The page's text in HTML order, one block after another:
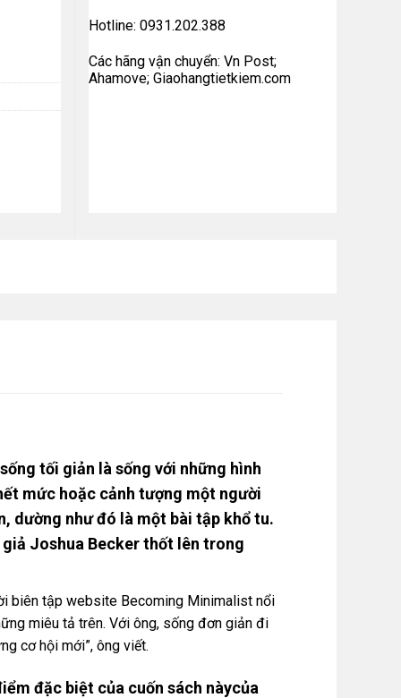
Hotline: 0931.202.388
Các hãng vận chuyển: Vn Post;
Ahamove; Giaohangtietkiem.com
tối giản là sống với những hình
mức hoặc cảnh tượng một người
dường như đó là một bài tập khổ tu.
giả Joshua Becker thốt lên trong
biên tập website Becoming Minimalist nổi
miêu tả trên. Với ông, sống đơn giản đi
cơ hội mới”, ông viết.
đặc biệt của cuốn sách nàycủa